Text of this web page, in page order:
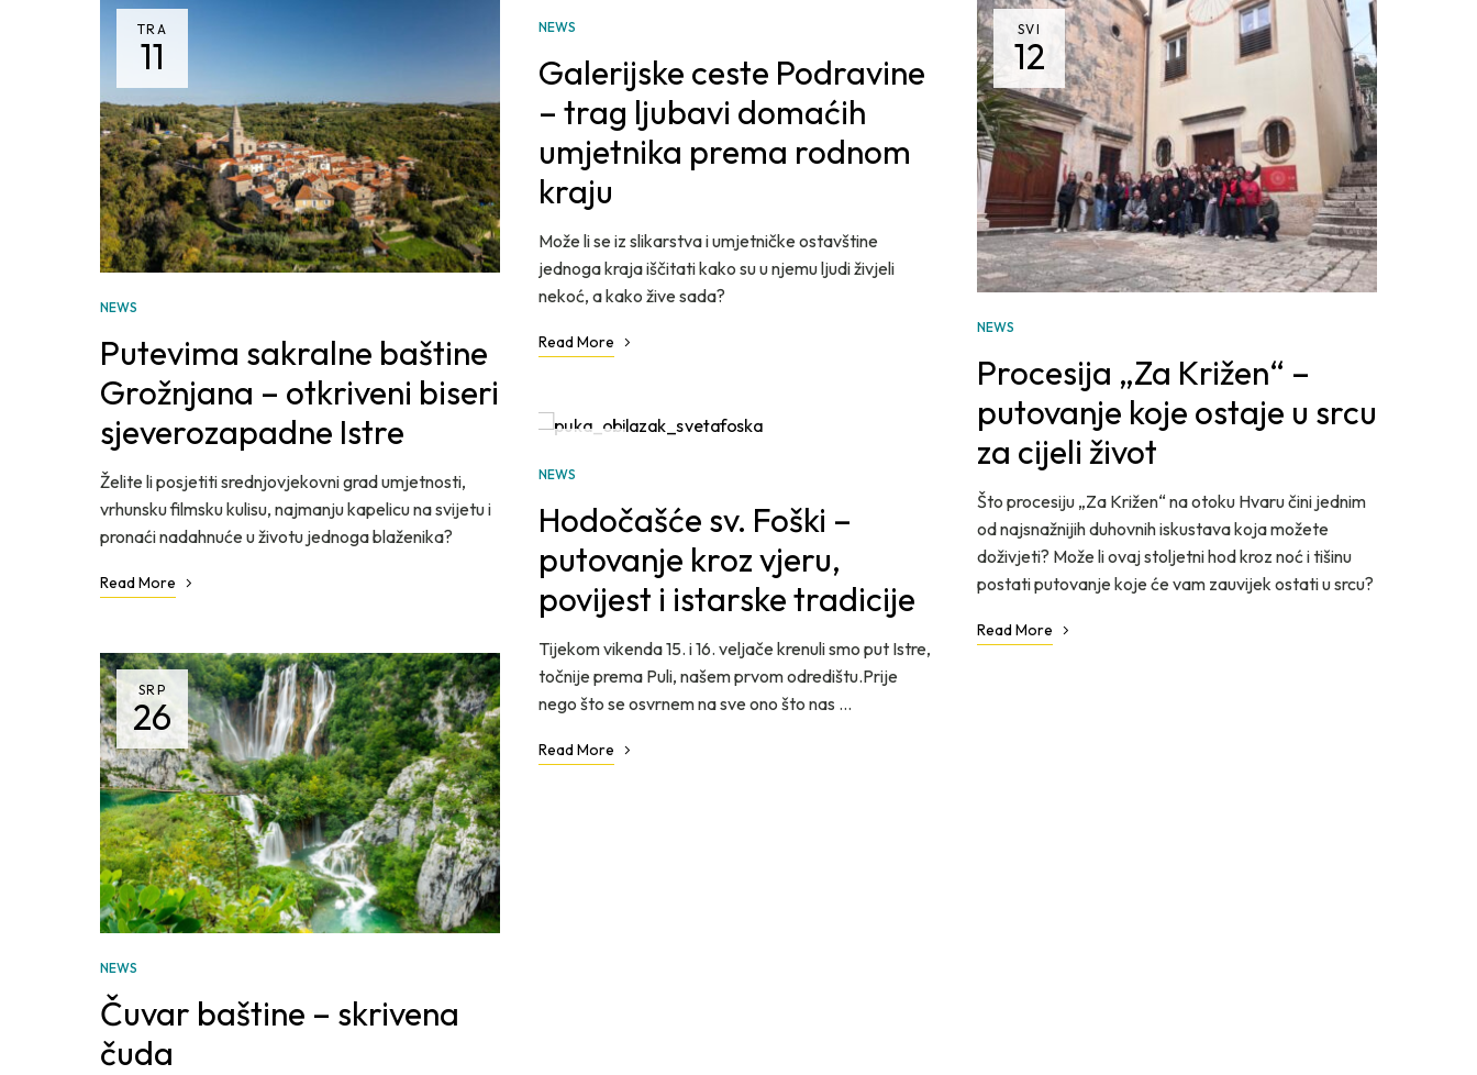
TRA
11
NEWS
Putevima sakralne baštine
Grožnjana – otkriveni biseri
sjeverozapadne Istre
Želite li posjetiti srednjovjekovni grad umjetnosti,
vrhunsku filmsku kulisu, najmanju kapelicu na svijetu i
pronaći nadahnuće u životu jednoga blaženika?
Read More
SRP
26
NEWS
Čuvar baštine – skrivena
čuda
11
NEWS
Galerijske ceste Podravine
– trag ljubavi domaćih
umjetnika prema rodnom
kraju
Može li se iz slikarstva i umjetničke ostavštine
jednoga kraja iščitati kako su u njemu ljudi živjeli
nekoć, a kako žive sada?
Read More
28
NEWS
Hodočašće sv. Foški –
putovanje kroz vjeru,
povijest i istarske tradicije
Tijekom vikenda 15. i 16. veljače krenuli smo put Istre,
točnije prema Puli, našem prvom odredištu.Prije
nego što se osvrnem na sve ono što nas …
Read More
SVI
12
NEWS
Procesija „Za Križen“ –
putovanje koje ostaje u srcu
za cijeli život
Što procesiju „Za Križen“ na otoku Hvaru čini jednim
od najsnažnijih duhovnih iskustava koja možete
doživjeti? Može li ovaj stoljetni hod kroz noć i tišinu
postati putovanje koje će vam zauvijek ostati u srcu?
Read More